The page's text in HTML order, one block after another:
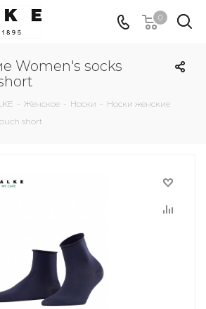
0
Women's socks
- Женское - Носки - Носки женские
short